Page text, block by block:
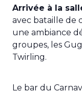
Arrivée à la
avec bataille de
une ambiance
groupes, les
Twirling.
Le bar du